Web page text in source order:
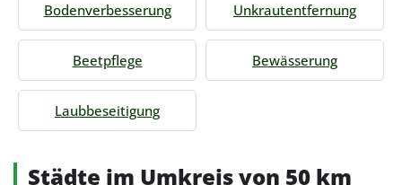
Bodenverbesserung Unkrautentfernung
Beetpflege Bewässerung
Laubbeseitigung
Städte im Umkreis von 50 km